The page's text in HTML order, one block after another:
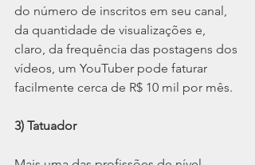
do número de inscritos em seu canal,
da quantidade de visualizações e,
claro, da frequência das postagens dos
vídeos, um YouTuber pode faturar
facilmente cerca de R$ 10 mil por mês.
3) Tatuador